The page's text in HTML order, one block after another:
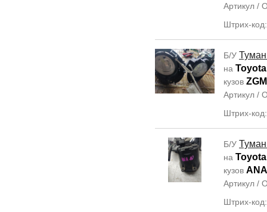
Артикул /
Штрих-
Б/У
на
кузов
Артикул /
Штрих-
Б/У
на
кузов
Артикул /
Штрих-